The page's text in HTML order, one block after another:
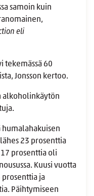
samoin kuin
eli
tekemässä 60
Jonsson kertoo.
alkoholinkäytön
23 prosenttia
prosenttia oli
Kuusi vuotta
ja
Päihtymiseen